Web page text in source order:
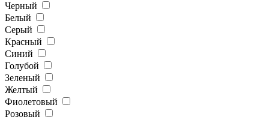
Черный
Белый
Серый
Красный
Синий
Голубой
Зеленый
Желтый
Фиолетовый
Розовый